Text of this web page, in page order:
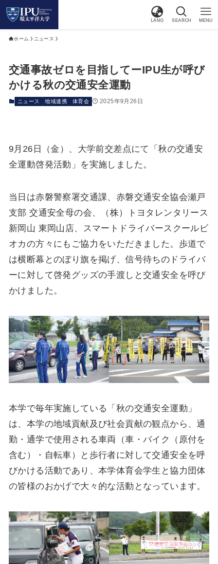
LANG SEARCH MENU
ホーム ニュース
交通事故ゼロを目指してーIPU生が呼び
かける秋の交通安全運動
ニュース 地域連携 体育会 2025年9月26日
9月26日（金）、大学前交差点にて「秋の交通安
全運動啓発活動」を実施しました。
当日は赤磐警察署交通課、赤磐交通安全協会瀬戸
支部 交通安全母の会、（株）トヨタレンタリース
新岡山 東岡山店、スマートドライバースクールビ
オカの方々にもご協力をいただきました。歩道で
は横断幕とのぼり旗を掲げ、信号待ちのドライバ
ーに対して啓発グッズの手渡しと交通安全を呼び
かけました。
本学で毎年実施している「秋の交通安全運動」
は、本学の地域貢献及び社会貢献の観点から、通
勤・通学で使用される車両（車・バイク（原付を
含む）・自転車）と歩行者に対して交通安全を呼
びかける活動であり、本学体育会学生と協力団体
の皆様のおかげで大々的な活動となっています。